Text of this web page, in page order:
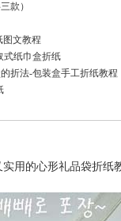
款）
图文教程
式纸巾盒折纸
折法-包装盒手工折纸教程
用的心形礼品袋折纸